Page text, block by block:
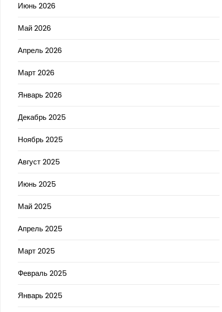
Июнь 2026
Май 2026
Апрель 2026
Март 2026
Январь 2026
Декабрь 2025
Ноябрь 2025
Август 2025
Июнь 2025
Май 2025
Апрель 2025
Март 2025
Февраль 2025
Январь 2025